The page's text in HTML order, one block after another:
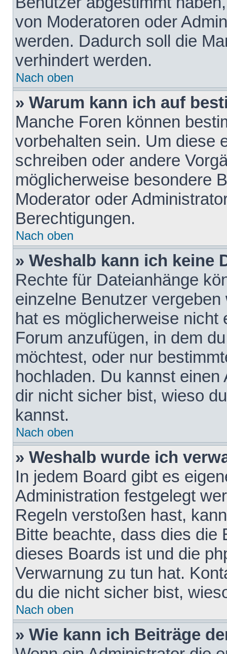
von Moderatoren oder
werden. Dadurch soll die
verhindert werden.
Nach oben
» Warum kann ich auf
Manche Foren können
vorbehalten sein. Um diese
schreiben oder andere
möglicherweise besondere
Moderator oder
Berechtigungen.
Nach oben
» Weshalb kann ich keine
Rechte für Dateianhänge
einzelne Benutzer
hat es möglicherweise nicht
Forum anzufügen, in dem
möchtest, oder nur
hochladen. Du kannst
dir nicht sicher bist, wieso
kannst.
Nach oben
» Weshalb wurde ich
In jedem Board gibt es
Administration festgelegt
Regeln verstoßen hast,
Bitte beachte, dass dies die
dieses Boards ist und die
Verwarnung zu tun hat.
du die nicht sicher bist,
Nach oben
» Wie kann ich Beiträge